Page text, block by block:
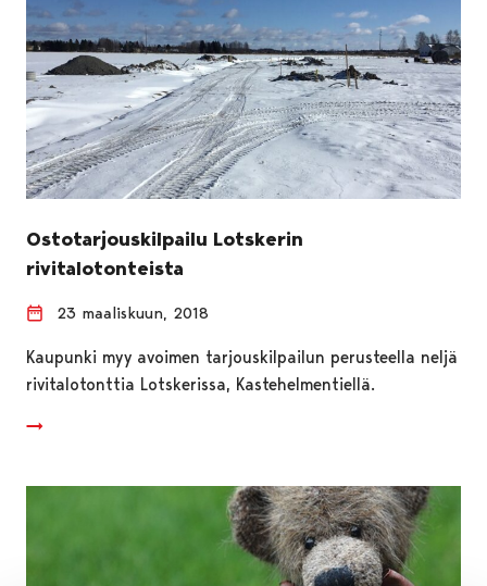
Ostotarjouskilpailu Lotskerin
rivitalotonteista
23 maaliskuun, 2018
Kaupunki myy avoimen tarjouskilpailun perusteella neljä
rivitalotonttia Lotskerissa, Kastehelmentiellä.